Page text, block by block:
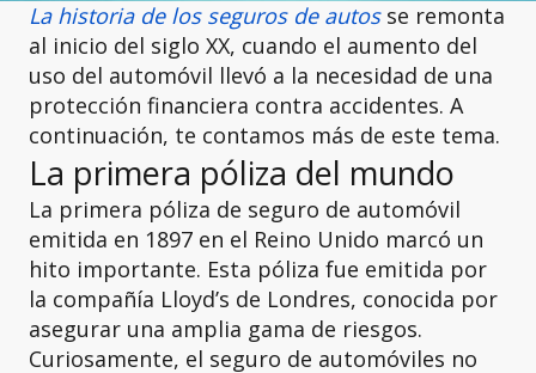
La historia de los seguros de autosse remonta
al inicio del siglo XX, cuando el aumento del
uso del automóvil llevó a la necesidad de una
protección financiera contra accidentes. A
continuación, te contamos más de este tema.
La primera póliza del mundo
La primera póliza de seguro de automóvil
emitida en 1897 en el Reino Unido marcó un
hito importante. Esta póliza fue emitida por
la compañía Lloyd’s de Londres, conocida por
asegurar una amplia gama de riesgos.
Curiosamente, el seguro de automóviles no